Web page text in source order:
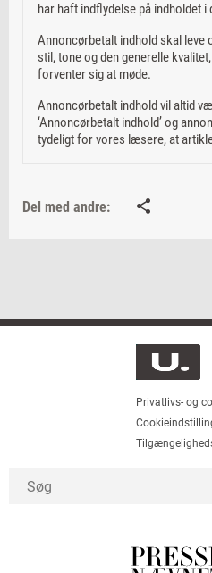
har haft indflydelse på indholdet
Annoncørbetalt indhold skal leve
stil, tone og den generelle
forventer sig at møde.
Annoncørbetalt indhold vil altid
‘Annoncørbetalt indhold’ og
tydeligt for vores læsere, at
Del med andre:
Privatlivs- og